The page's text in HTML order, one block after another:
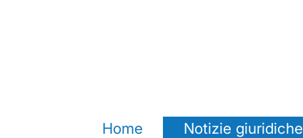
Home Notizie giuridiche